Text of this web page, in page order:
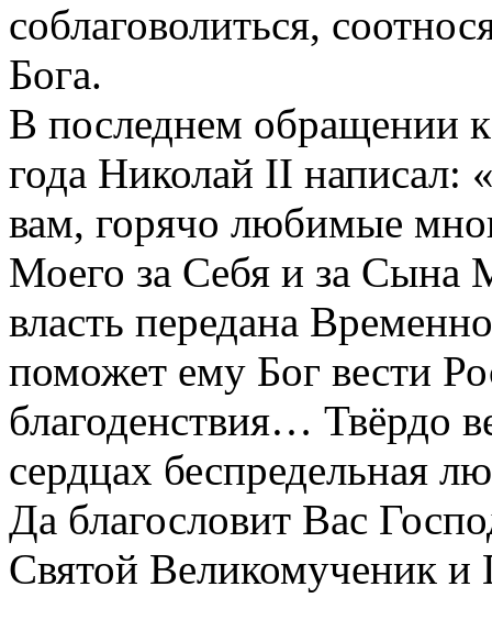
соблаговолиться,
Бога.
В последнем обращении
года Николай II написал:
вам, горячо любимые
Моего за Себя и за Сына
власть передана
поможет ему Бог вести
благоденствия… Твёрдо
сердцах беспредельная
Да благословит Вас
Святой Великомученик и